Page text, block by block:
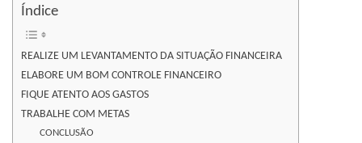
Índice
REALIZE UM LEVANTAMENTO DA SITUAÇÃO FINANCEIRA
ELABORE UM BOM CONTROLE FINANCEIRO
FIQUE ATENTO AOS GASTOS
TRABALHE COM METAS
CONCLUSÃO